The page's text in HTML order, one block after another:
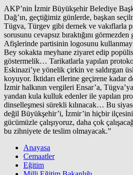
AKP’nin İzmir Büyükşehir Belediye
Dağ’ın, geçtiğimiz günlerde, başkan
Tügva, Türgev gibi dernek ve vakıflarla
sorusunu cevapsız bıraktığını
Afişlerinde partisinin logosunu
Bey sokakta meyhane ziyaret edip
göstermelik… Tarikatlarla yapılan
Eskinazi’ye yönelik çirkin ve saldırgan
koyuyor. İktidarı ellerine geçirene kadar
İzmir halkının vergileri Ensar’a,
yandan kula kulluk edenler ile yapılan
dinselleşmesi sürekli kılınacak… Bu
değil Büyükşehir’i, İzmir’in hiçbir ilçesini
gücümüzle çalışıyoruz, daha çok
bu zihniyete de teslim olmayacak.”
Anayasa
Cemaatler
Eğitim